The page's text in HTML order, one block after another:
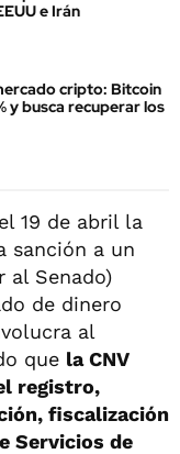
e Irán
cripto: Bitcoin
y busca recuperar los
19 de abril la
sanción a un
al Senado)
de dinero
al
que la CNV
registro,
fiscalización
Servicios de